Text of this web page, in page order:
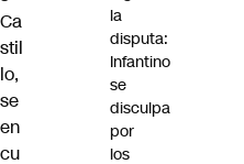
Ca
stil
lo,
se
en
cu
la
disputa:
Infantino
se
disculpa
por
los